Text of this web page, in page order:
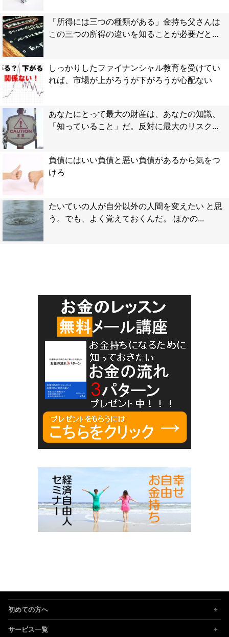
「所得には三つの種類がある」金持ち父さんは
この三つの所得の違いを知ることが必要だと...
しっかりしたファイナンシャル教育を受けてい
れば、市場が上がろうが下がろうが心配ない
あなたにとって最大の財産は、あなたの知識、
「知っていること」だ。反対に最大のリスク...
負債にはいい負債と悪い負債があるから気をつ
けろ
たいていの人が自分以外の人間を変えたい と思
う。でも、よく覚えておくんだ。 ほかの...
初めての方へ
サービス一覧